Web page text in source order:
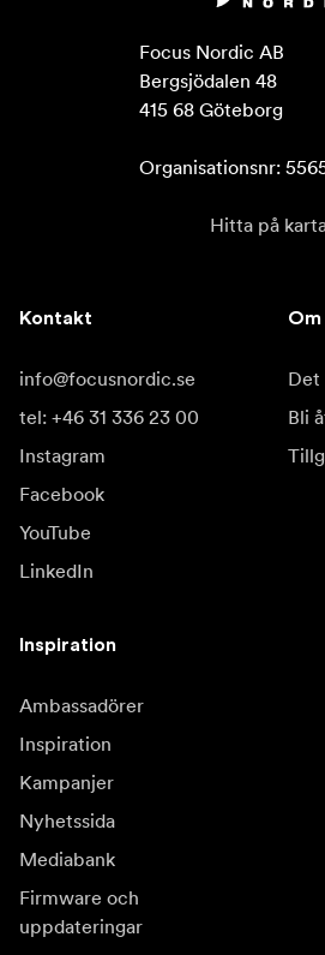
Focus Nordic AB
Bergsjödalen 48
415 68 Göteborg
Organisationsnr:
Hitta på
Kontakt
info@focusnordic.se
tel: +46 31 336 23 00
Instagram
Facebook
YouTube
LinkedIn
Om
Det
Bli
Inspiration
Ambassadörer
Inspiration
Kampanjer
Nyhetssida
Mediabank
Firmware och
uppdateringar